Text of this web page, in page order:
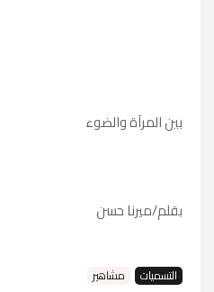
بين المرآة والضوء
بقلم/ميرنا حسن
التسميات مشاهير